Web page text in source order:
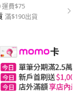
運費$75
滿$190出貨